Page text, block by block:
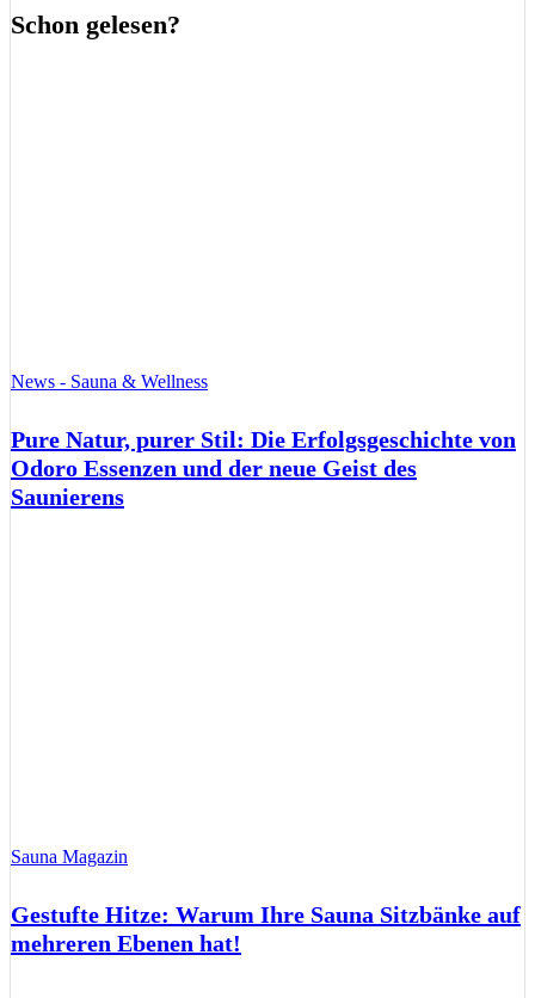
Schon gelesen?
News - Sauna & Wellness
Pure Natur, purer Stil: Die Erfolgsgeschichte von
Odoro Essenzen und der neue Geist des
Saunierens
Sauna Magazin
Gestufte Hitze: Warum Ihre Sauna Sitzbänke auf
mehreren Ebenen hat!